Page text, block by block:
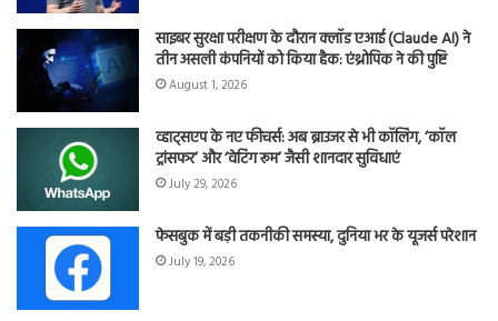
साइबर सुरक्षा परीक्षण के दौरान क्लॉड एआई (Claude AI) ने
तीन असली कंपनियों को किया हैक: एंथ्रोपिक ने की पुष्टि
August 1, 2026
व्हाट्सएप के नए फीचर्स: अब ब्राउजर से भी कॉलिंग, ‘कॉल
ट्रांसफर’ और ‘वेटिंग रूम’ जैसी शानदार सुविधाएं
July 29, 2026
फेसबुक में बड़ी तकनीकी समस्या, दुनिया भर के यूजर्स परेशान
July 19, 2026